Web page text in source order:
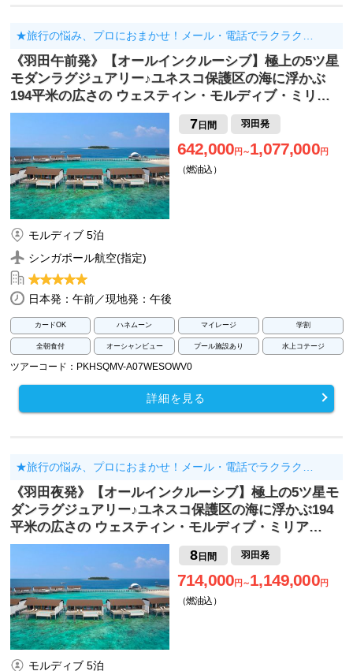
★旅行の悩み、プロにおまかせ！メール・電話でラクラク…
《羽田午前発》【オールインクルーシブ】極上の5ツ星
モダンラグジュアリー♪ユネスコ保護区の海に浮かぶ
194平米の広さの ウェスティン・モルディブ・ミリ…
7 日間 羽田発
642,000円～1,077,000円
（燃油込）
モルディブ 5泊
シンガポール航空(指定)
日本発：午前／現地発：午後
カードOK ハネムーン マイレージ 学割
全朝食付 オーシャンビュー プール施設あり 水上コテージ
ツアーコード：PKHSQMV-A07WESOWV0
詳細を見る
★旅行の悩み、プロにおまかせ！メール・電話でラクラク…
《羽田夜発》【オールインクルーシブ】極上の5ツ星モ
ダンラグジュアリー♪ユネスコ保護区の海に浮かぶ194
平米の広さの ウェスティン・モルディブ・ミリア…
8日間 羽田発
714,000円～1,149,000円
（燃油込）
モルディブ 5泊